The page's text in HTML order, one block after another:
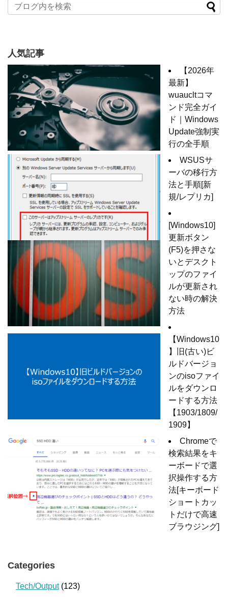
人気記事
【2026年
最新】
wuaucltコマ
ンド完全ガイ
ド｜Windows
Update強制実
行の全手順
WSUSサ
ーバの移行方
法と手順[新
規/レプリカ]
[Windows10]
更新ボタン
(F5)を押さな
いとデスクト
ップのファイ
ルが更新され
ない時の解決
方法
【Windows10
】旧(古い)ビ
ルドバージョ
ンのisoファイ
ルをダウンロ
ードする方法
【1903/1809/
1909】
Chromeで
検索結果をキ
ーボードで選
択操作する方
法[キーボード
ショートカッ
トだけで高速
ブラウジング]
Categories
Tech/Output(123)